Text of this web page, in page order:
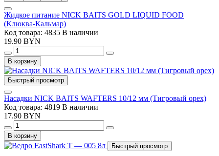
Жидкое питание NICK BAITS GOLD LIQUID FOOD
(Клюква-Кальмар)
Код товара: 4835 В наличии
19.90 BYN
В корзину
Быстрый просмотр
Насадки NICK BAITS WAFTERS 10/12 мм (Тигровый орех)
Код товара: 4819 В наличии
17.90 BYN
В корзину
Быстрый просмотр